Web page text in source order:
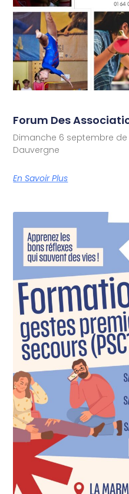
Forum Des
Dimanche 6 septembre de
Dauvergne
En Savoir Plus